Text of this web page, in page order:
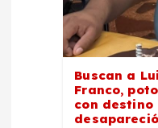
Buscan a
Franco,
con